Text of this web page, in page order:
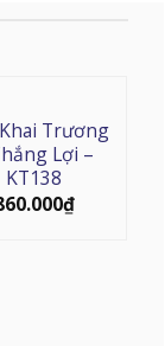
Trương
Lợi –
KT138
₫